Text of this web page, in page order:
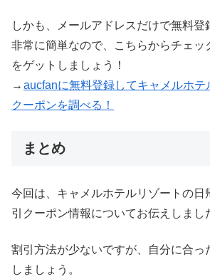
しかも、メールアドレスだけで無料登
非常に簡単なので、こちらからチェッ
をゲットしましょう！
→ aucfanに無料登録してキャメルホテ
クーポンを調べる！
まとめ
今回は、キャメルホテルリゾートの日
引クーポン情報についてお伝えしまし
割引方法が少ないですが、自分に合っ
しましょう。